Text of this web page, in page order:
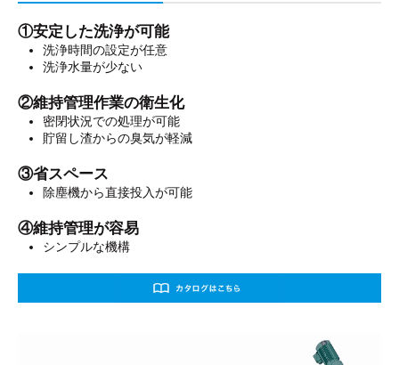
①安定した洗浄が可能
洗浄時間の設定が任意
洗浄水量が少ない
②維持管理作業の衛生化
密閉状況での処理が可能
貯留し渣からの臭気が軽減
③省スペース
除塵機から直接投入が可能
④維持管理が容易
シンプルな機構